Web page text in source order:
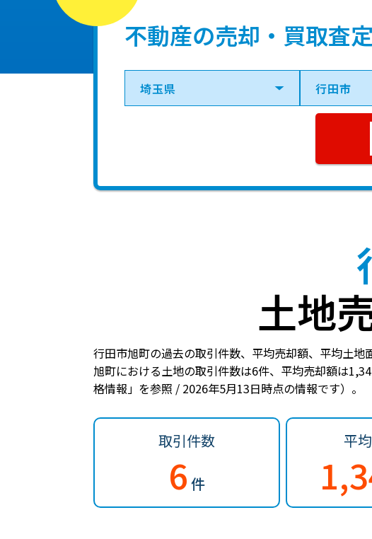
不動産の売却・買取査
土地
行田市旭町の過去の取引件数、平均売却額、平均土地
旭町における土地の取引件数は6件、 平均売却額は
格情報」を参照 / 2026年5月13日時点の情報です）。
取引件数
6 件
平